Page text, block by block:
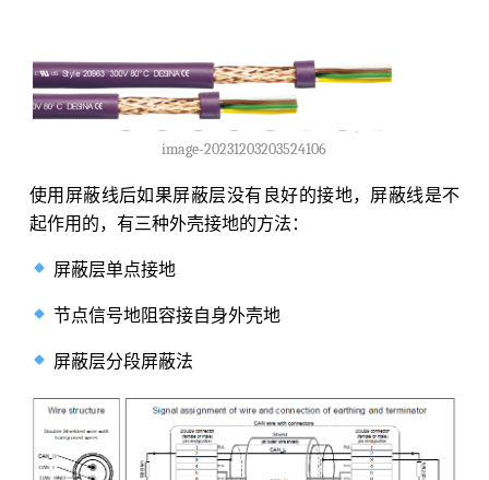
image-20231203203524106
使用屏蔽线后如果屏蔽层没有良好的接地，屏蔽线是不
起作用的，有三种外壳接地的方法：
屏蔽层单点接地
节点信号地阻容接自身外壳地
屏蔽层分段屏蔽法